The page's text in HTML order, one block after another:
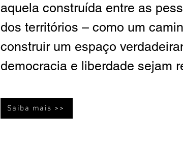
aquela construída entre as
dos territórios – como um
construir um espaço
democracia e liberdade sejam
Saiba mais >>